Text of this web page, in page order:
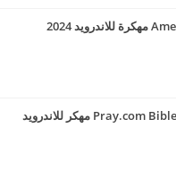
تحميل تطبيق Pray.com Bible Daily Prayer مهكر للاندرويد